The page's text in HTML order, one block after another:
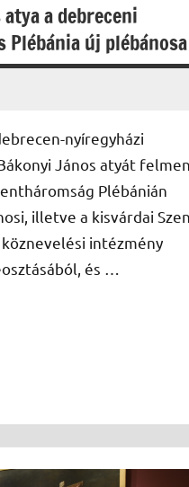
a debreceni
Plébánia új plébánosa
nyíregyházi
János atyát
Plébánián
illetve a kisvárdai
intézmény
és …